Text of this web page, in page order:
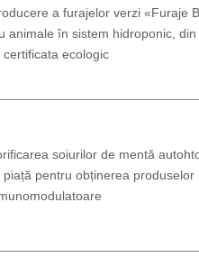
a furajelor verzi «Furaje
animale în sistem hidroponic, din
ecologic
soiurilor de mentă
pentru obținerea produselor